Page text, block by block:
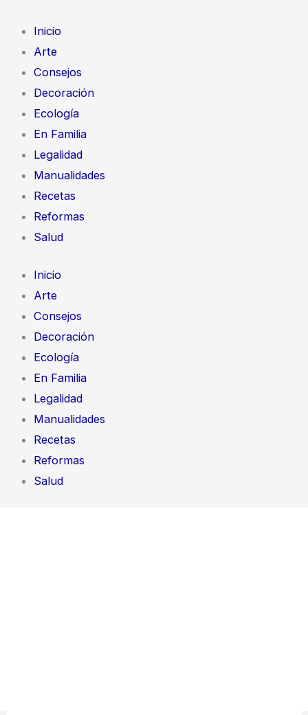
contenido
Inicio
Arte
Consejos
Decoración
Ecología
En Familia
Legalidad
Manualidades
Recetas
Reformas
Salud
Inicio
Arte
Consejos
Decoración
Ecología
En Familia
Legalidad
Manualidades
Recetas
Reformas
Salud